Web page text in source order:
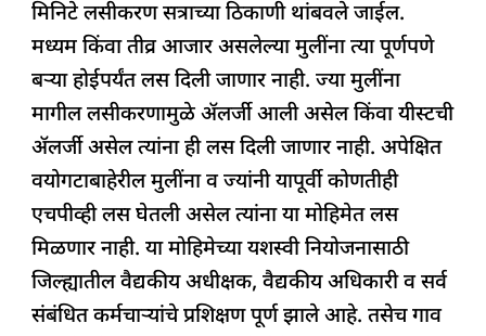
मिनिटे लसीकरण सत्राच्या ठिकाणी थांबवले जाईल.
मध्यम किंवा तीव्र आजार असलेल्या मुलींना त्या पूर्णपणे
बऱ्या होईपर्यंत लस दिली जाणार नाही. ज्या मुलींना
मागील लसीकरणामुळे ॲलर्जी आली असेल किंवा यीस्टची
ॲलर्जी असेल त्यांना ही लस दिली जाणार नाही. अपेक्षित
वयोगटाबाहेरील मुलींना व ज्यांनी यापूर्वी कोणतीही
एचपीव्ही लस घेतली असेल त्यांना या मोहिमेत लस
मिळणार नाही. या मोहिमेच्या यशस्वी नियोजनासाठी
जिल्ह्यातील वैद्यकीय अधीक्षक, वैद्यकीय अधिकारी व सर्व
संबंधित कर्मचाऱ्यांचे प्रशिक्षण पूर्ण झाले आहे. तसेच गाव